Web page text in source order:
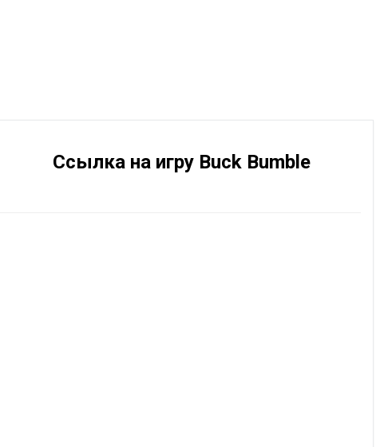
Ссылка на игру Buck Bumble